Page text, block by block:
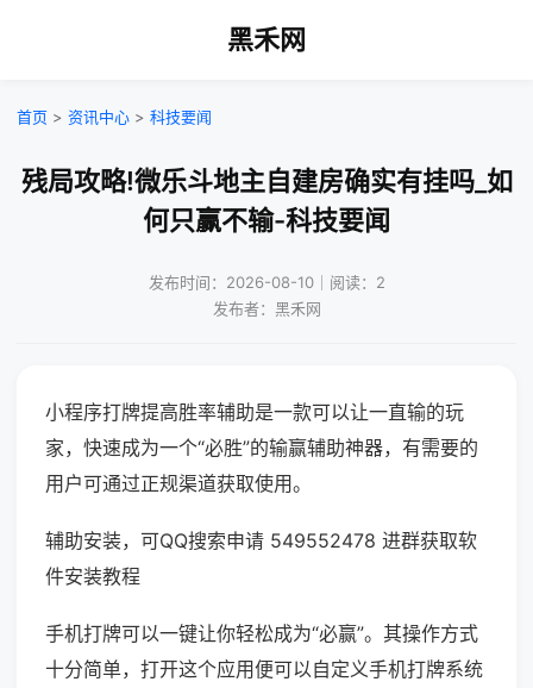
黑禾网
首页 > 资讯中心 > 科技要闻
残局攻略!微乐斗地主自建房确实有挂吗_如
何只赢不输-科技要闻
发布时间：2026-08-10｜阅读：2
发布者：黑禾网
小程序打牌提高胜率辅助是一款可以让一直输的玩
家，快速成为一个“必胜”的输赢辅助神器，有需要的
用户可通过正规渠道获取使用。
辅助安装，可QQ搜索申请 549552478 进群获取软
件安装教程
手机打牌可以一键让你轻松成为“必赢”。其操作方式
十分简单，打开这个应用便可以自定义手机打牌系统